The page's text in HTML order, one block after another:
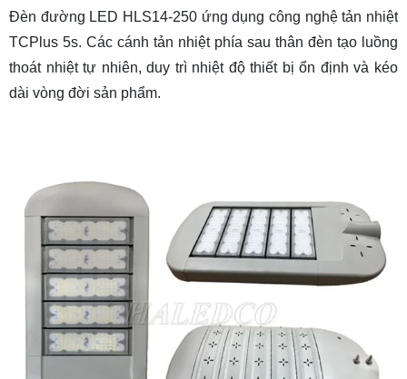
Đèn đường LED HLS14-250 ứng dụng công nghệ tản nhiệt
TCPlus 5s. Các cánh tản nhiệt phía sau thân đèn tạo luồng
thoát nhiệt tự nhiên, duy trì nhiệt độ thiết bị ổn định và kéo
dài vòng đời sản phẩm.